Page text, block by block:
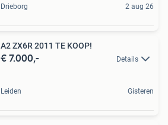
Drieborg 2 aug 26
A2 ZX6R 2011 TE KOOP!
€ 7.000,- Details
Leiden Gisteren